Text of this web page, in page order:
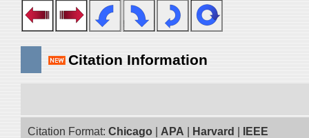
Citation Information
Citation Format: Chicago APA Harvard IEEE